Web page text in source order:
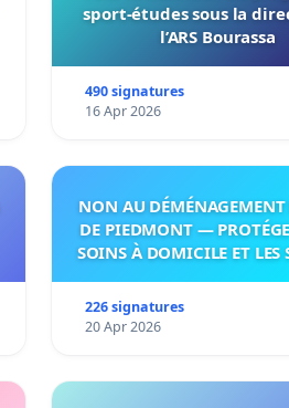
sport-études sous la
l’ARS Bourassa
490 signatures
16 Apr 2026
NON AU DÉMÉNAGEMENT
DE PIEDMONT —
SOINS À DOMICILE ET LES
226 signatures
20 Apr 2026